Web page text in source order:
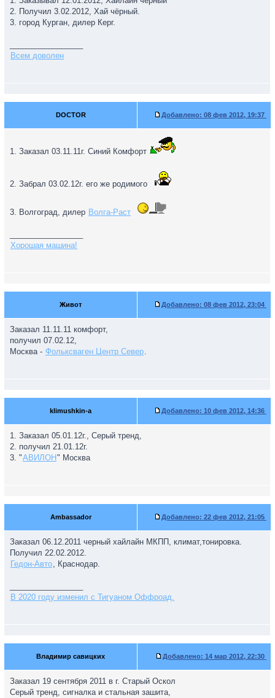
2. Получил 3.02.2012, Хай чёрный.
3. город Курган, дилер Керг.
Всем доволен
DOCTOR Добавлено: 08 фев 2012, 19:37
1. Заказал 03.11.11г. Синий Комфорт
2. Забрал 03.02.12г. его же родимого
3. Волгоград, дилер Волга-Раст
Хорошая машина!
Живот Добавлено: 08 фев 2012, 23:04
Заказал 11.11.11 комфорт,
получил 07.02.12,
Москва - Фольксваген Центр Север.
klimushkin-a Добавлено: 10 фев 2012, 14:36
1. Заказал 05.01.12г., Серый тренд,
2. получил 21.01.12г.
3. "АВИЛОН " Москва
Ambassador Добавлено: 22 фев 2012, 21:05
Заказал 06.12.2011 черный хайлайн МКПП, климат,тонировка.
Получил 22.02.2012.
Гедон-Авто, Краснодар.
В 2020 году изменил с Тигуаном Оффроад.
Владимир cавицких Добавлено: 14 мар 2012, 22:30
Заказал 19 сентября 2011 в г. Старый Оскол
Серый тренд, сигналка и стальная зашита,